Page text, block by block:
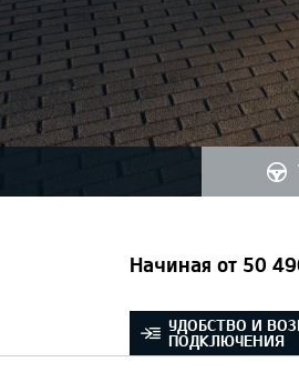
Начиная от 50
УДОБСТВО И
ПОДКЛЮЧЕНИЯ